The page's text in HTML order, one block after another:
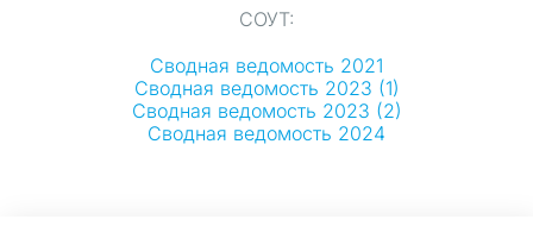
СОУТ:
Сводная ведомость 2021
Сводная ведомость 2023 (1)
Сводная ведомость 2023 (2)
Сводная ведомость 2024